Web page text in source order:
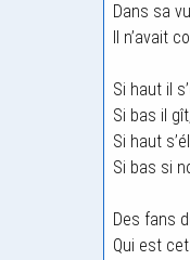
Dans sa
Il n’avait
Si haut il
Si bas il
Si haut
Si bas si
Des fans
Qui est